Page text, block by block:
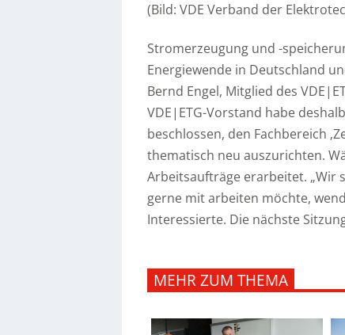
(Bild: VDE Verband der
Stromerzeugung und -
Energiewende in Deutschland
Bernd Engel, Mitglied des
VDE|ETG-Vorstand habe
beschlossen, den Fachbereich
thematisch neu auszurichten.
Arbeitsaufträge erarbeitet. „Wir
gerne mit arbeiten möchte,
Interessierte. Die nächste
MEHR ZUM THEMA